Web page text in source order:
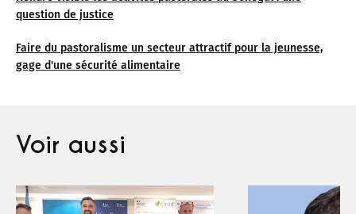
question de justice
Faire du pastoralisme un secteur attractif pour la jeunesse,
gage d'une sécurité alimentaire
Voir aussi